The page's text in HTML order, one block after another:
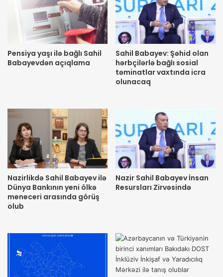
Pensiya yaşı ilə bağlı Sahil
Babayevdən açıqlama
Sahil Babayev: Şəhid olan
hərbçilərlə bağlı sosial
təminatlar vaxtında icra
olunacaq
Nazirlikdə Sahil Babayev ilə
Dünya Bankının yeni ölkə
meneceri arasında görüş
olub
Nazir Sahil Babayev İnsan
Resursları Zirvəsində